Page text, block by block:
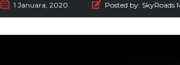
1 Januara, 2020 Posted by: SkyRoads